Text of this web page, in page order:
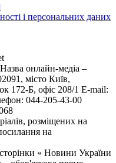
і персональних даних
онлайн-медіа –
місто Київ,
Б, офіс 208/1 E-mail:
044-205-43-00
розміщених на
на
« Новини України